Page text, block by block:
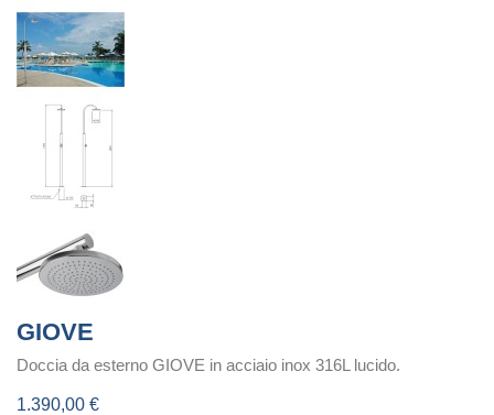
GIOVE
Doccia da esterno GIOVE in acciaio inox 316L lucido.
1.390,00 €